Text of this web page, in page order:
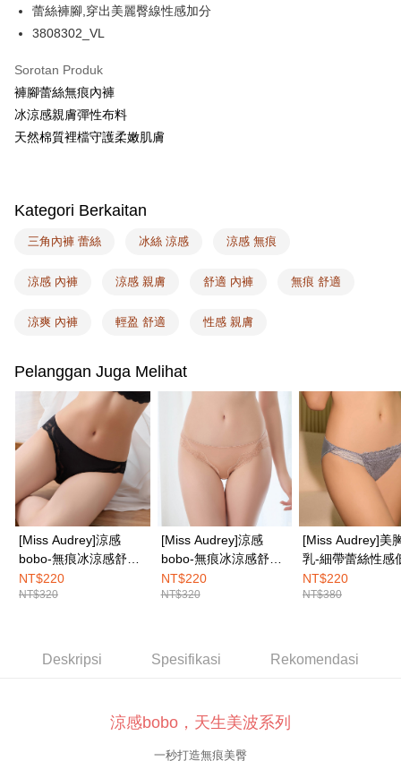
Pertama, Mengenai Perkhidmatan AFTEE Beli Sekarang Bayar Kemudian
1. Dengan memilih AFTEE sebagai kaedah pembayaran, mesej
pengesahan AFTEE akan muncul.
2. Anda boleh meneruskan pembayaran selepas pengesahan SMS.
3. Tiada bayaran diperlukan apabila pesanan disahkan. Produk akan
dihantar ke alamat yang ditetapkan.
5. Tiada bayaran diperlukan apabila anda menerima produk. Sila buat
dalam talian dengan SMS pembayaran atau pemberitahuan tolak aplikasi
dan mendaftar sebagai ahli AFTEE boleh menikmati tempoh pembayaran
Tempoh pembayaran dikira dari masa kedai meminta pembayaran anda,
ditambah dengan bilangan hari yang boleh dilanjutkan oleh AFTEE. Anda
boleh melanjutkan tempoh pembayaran anda sebelum anda menerima
pesanan. Walau bagaimanapun, tiada jaminan bahawa anda boleh
menerima pesanan anda semasa tempoh pembayaran (cth.: produk
prapesanan atau produk yang mungkin mengambil masa yang lebih
lama untuk dihantar). Oleh itu, anda dikehendaki membuat pembayaran
kepada AFTEE dalam tempoh sama ada anda menerima pesanan.
Kedua, Sekatan Pembayaran
1. Jumlah yang diperakui untuk pengguna kali pertama boleh sehingga
NT$10,000. Amaun diperakui sebenar yang diluluskan akan berdasarkan
keputusan pensijilan dan semakan oleh AFTEE.
2. Amaun perbelanjaan minimum mestilah lebih besar daripada NT$20.
3. Pada masa ini hanya tersedia untuk ahli Taiwan.
Taiwan, Inc. dan AFTEE akan membuat bil kepada pengguna. AFTEE
penggunaan perkhidmatan. Sila rujuk kepada "Penyata Pengumpulan
Data Peribadi, Pemprosesan, Penggunaan"
Pilihan Penghantaran
NT$1,500 atau lebih
付款後7-11取貨
NT$100/pesanan | Penghantaran percuma untuk pesanan
NT$1,500 atau lebih
宅配
NT$100/pesanan | Penghantaran percuma untuk pesanan
NT$1,500 atau lebih
EASY SHOP門市速取
Penghantaran percuma
蕾絲褲腳,穿出美麗臀線性感加分
3808302_VL
Sorotan Produk
褲腳蕾絲無痕內褲
冰涼感親膚彈性布料
天然棉質裡檔守護柔嫩肌膚
Kategori Berkaitan
三角內褲 蕾絲 冰絲 涼感 涼感 無痕
涼感 內褲 涼感 親膚 舒適 內褲 無痕 舒適
涼爽 內褲 輕盈 舒適 性感 親膚
Pelanggan Juga Melihat
[Miss Audrey]涼感
bobo-無痕冰涼感舒適
親膚三角內褲-自信黑
NT$220
NT$320
[Miss Audrey]涼感
bobo-無痕冰涼感舒適
親膚三角內褲-裸感膚
NT$220
NT$320
[Miss Audrey]美
乳-細帶蕾絲性感
三角內褲-迷人灰
NT$220
NT$380
Deskripsi Spesifikasi Rekomendasi
涼感bobo，天生美波系列
一秒打造無痕美臀